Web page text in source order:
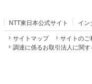
NTT東日本公式サイト イン
サイトマップ サイトのご
調達に係るお取引法人に関